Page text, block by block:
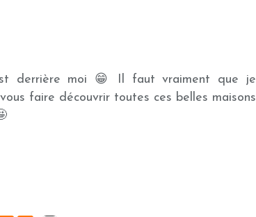
derrière moi 😁 Il faut vraiment que je
faire découvrir toutes ces belles maisons